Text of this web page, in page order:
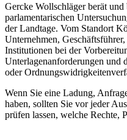
Gercke Wollschläger berät
parlamentarischen
der Landtage. Vom Standort
Unternehmen,
Institutionen bei der
Unterlagenanforderungen und
oder
Wenn Sie eine Ladung,
haben, sollten Sie vor jeder
prüfen lassen, welche Rechte,